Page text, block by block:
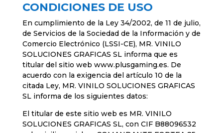
CONDICIONES DE USO
En cumplimiento de la Ley 34/2002, de 11 de julio,
de Servicios de la Sociedad de la Información y de
Comercio Electrónico (LSSI-CE), MR. VINILO
SOLUCIONES GRAFICAS SL informa que es
titular del sitio web www.plusgaming.es. De
acuerdo con la exigencia del artículo 10 de la
citada Ley, MR. VINILO SOLUCIONES GRAFICAS
SL informa de los siguientes datos:
El titular de este sitio web es MR. VINILO
SOLUCIONES GRAFICAS SL, con CIF B88096532